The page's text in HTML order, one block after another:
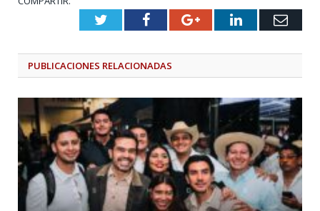
TwitterFacebookGoogle+LinkedIn
PUBLICACIONES RELACIONADAS